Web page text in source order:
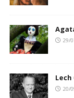
29/
20/